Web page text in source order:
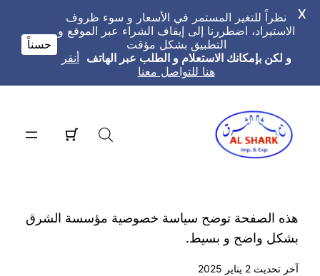
المحتوى
هذه الصفحة توضح سياسة خصوصية مؤسسة الشرق
بشكل واضح و بسيط.
آخر تحديث 2 يناير 2025
نظراً للتغير المستمر في الأسعار و سوء ظروف
الاستيراد، اضطررنا إلى إيقاف الشراء عبر الموقع و
التطبيق بشكل مؤقت
و لكن بإمكانك الاستعلام و الطلب عبر الهاتف أنقر
هنا للتواصل معنا
حسناً
X